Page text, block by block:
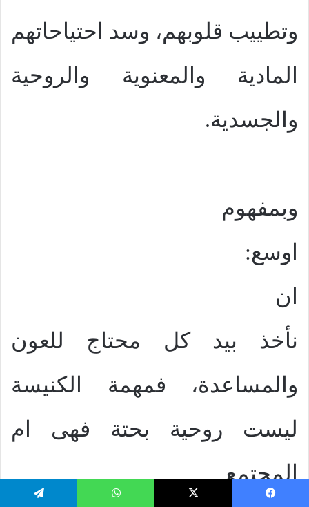
وتطييب قلوبهم، وسد احتياحاتهم
المادية والمعنوية والروحية
والجسدية.
وبمفهوم
اوسع:
ان
نأخذ بيد كل محتاج للعون
والمساعدة، فمهمة الكنيسة
ليست روحية بحتة فهى ام
المجتمع